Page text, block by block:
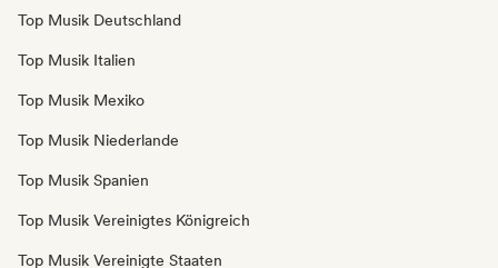
Top Musik Deutschland
Top Musik Italien
Top Musik Mexiko
Top Musik Niederlande
Top Musik Spanien
Top Musik Vereinigtes Königreich
Top Musik Vereinigte Staaten